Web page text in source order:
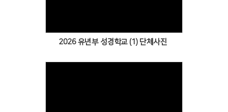
2026 유년부 성경학교 (1) 단체사진